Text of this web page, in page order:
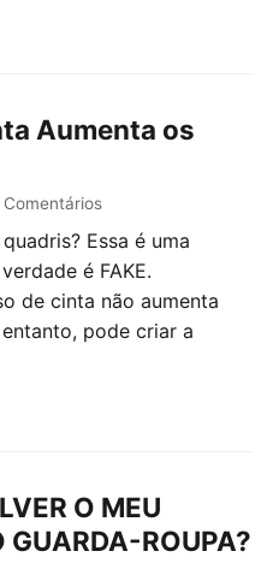
Aumenta os
comments:
Comentários
Essa é uma
é FAKE.
de cinta não aumenta
pode criar a
O MEU
GUARDA-ROUPA?